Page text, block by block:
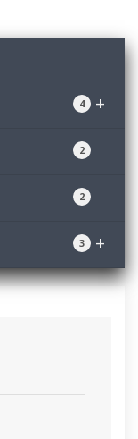
4 +
2
2
3 +